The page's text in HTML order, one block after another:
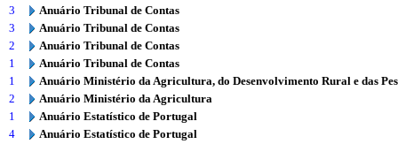
3
Anuário Tribunal de Contas
3
Anuário Tribunal de Contas
2
Anuário Tribunal de Contas
1
Anuário Tribunal de Contas
1
Anuário Ministério da Agricultura, do Desenvolvimento Rural e das
2
Anuário Ministério da Agricultura
1
Anuário Estatístico de Portugal
4
Anuário Estatístico de Portugal